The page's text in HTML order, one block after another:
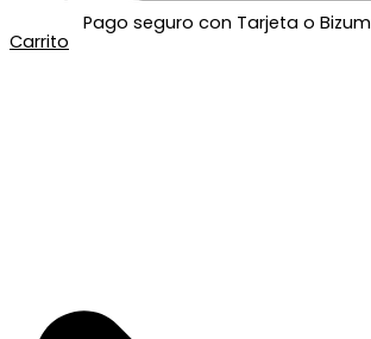
Carrito
Pago seguro con Tarjeta o Bizum